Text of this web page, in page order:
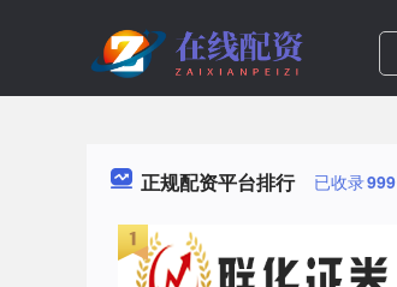
正规配资平台排行 已收录999